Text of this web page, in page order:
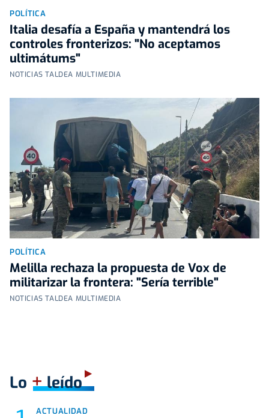
POLÍTICA
Italia desafía a España y mantendrá los
controles fronterizos: "No aceptamos
ultimátums"
NOTICIAS TALDEA MULTIMEDIA
POLÍTICA
Melilla rechaza la propuesta de Vox de
militarizar la frontera: "Sería terrible"
NOTICIAS TALDEA MULTIMEDIA
Lo +leído
ACTUALIDAD